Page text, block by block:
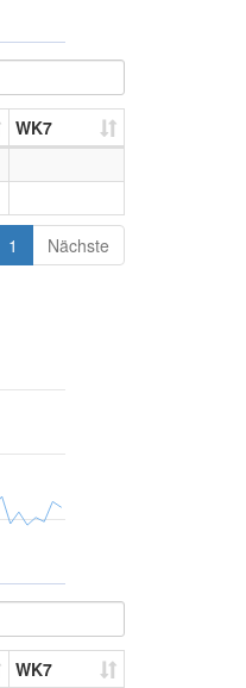
WK7
1 Nächste
WK7